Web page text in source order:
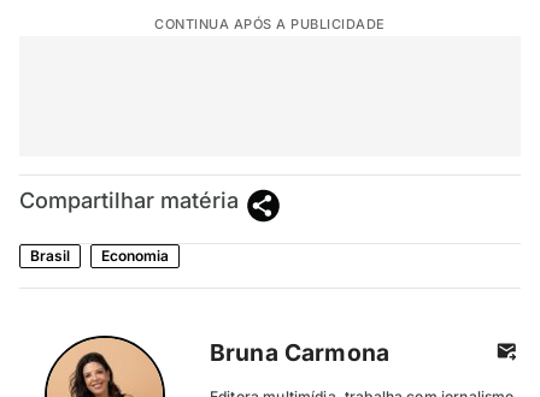
CONTINUA APÓS A PUBLICIDADE
Compartilhar matéria
Brasil Economia
Bruna Carmona